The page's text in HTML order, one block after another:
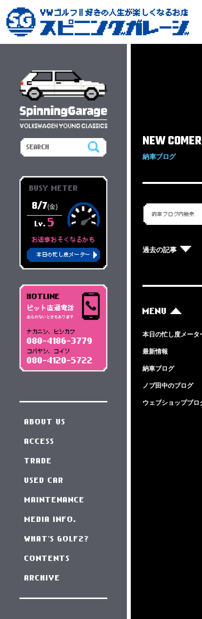
NEW
納車ブログ
過去の記事
MENU
本日の忙し度メータ
最新情報
納車ブログ
ノブ田中のブログ
ウェブショップブロ
BUSY METER
8/7(金)
Lv. 5
お返事おそくなるかも
本日の忙し度メーター
HOTLINE
ピット直通電話
出られないときもあります
ナカニシ、ヒシカワ
080-4186-3779
コバヤシ、コイソ
080-4120-5722
ABOUT US
ACCESS
TRADE
USED CAR
MAINTENANCE
MEDIA INFO.
WHAT'S GOLF2?
CONTENTS
ARCHIVE